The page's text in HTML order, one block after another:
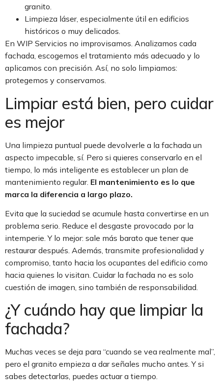
granito.
Limpieza láser, especialmente útil en edificios
históricos o muy delicados.
En WIP Servicios no improvisamos. Analizamos cada
fachada, escogemos el tratamiento más adecuado y lo
aplicamos con precisión. Así, no solo limpiamos:
protegemos y conservamos.
Limpiar está bien, pero cuidar
es mejor
Una limpieza puntual puede devolverle a la fachada un
aspecto impecable, sí. Pero si quieres conservarlo en el
tiempo, lo más inteligente es establecer un plan de
mantenimiento regular. El mantenimiento es lo que
marca la diferencia a largo plazo.
Evita que la suciedad se acumule hasta convertirse en un
problema serio. Reduce el desgaste provocado por la
intemperie. Y lo mejor: sale más barato que tener que
restaurar después. Además, transmite profesionalidad y
compromiso, tanto hacia los ocupantes del edificio como
hacia quienes lo visitan. Cuidar la fachada no es solo
cuestión de imagen, sino también de responsabilidad.
¿Y cuándo hay que limpiar la
fachada?
Muchas veces se deja para “cuando se vea realmente mal”,
pero el granito empieza a dar señales mucho antes. Y si
sabes detectarlas, puedes actuar a tiempo.